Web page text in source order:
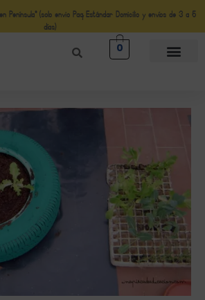
Península* (solo envio Paq Estándar Domicilio y envíos de 3 a 5
días)
0